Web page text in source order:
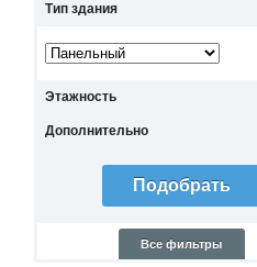
Тип здания
Этажность
Дополнительно
Все фильтры